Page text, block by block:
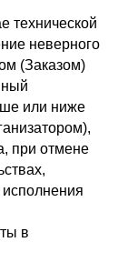
технической
неверного
(Заказом)
или ниже
при отмене
в